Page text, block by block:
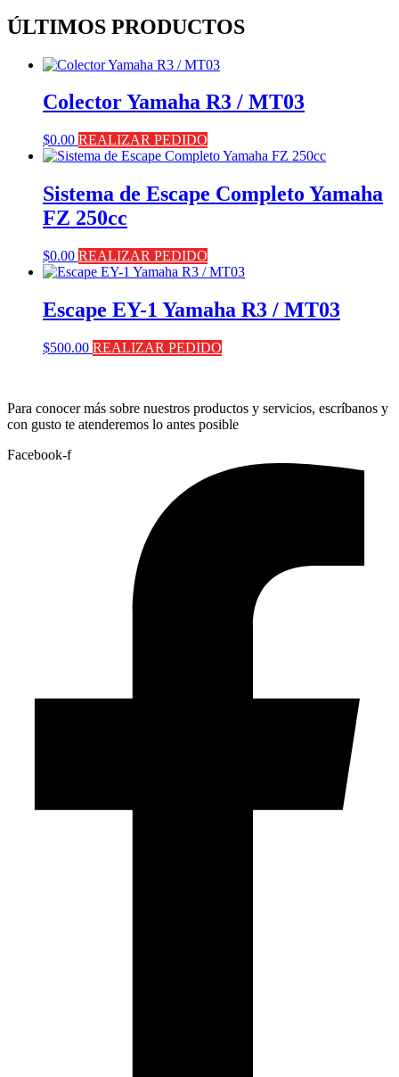
ÚLTIMOS PRODUCTOS
Colector Yamaha R3 / MT03
$0.00 REALIZAR PEDIDO
Sistema de Escape Completo Yamaha
FZ 250cc
$0.00 REALIZAR PEDIDO
Escape EY-1 Yamaha R3 / MT03
$500.00 REALIZAR PEDIDO
Para conocer más sobre nuestros productos y servicios, escríbanos y
con gusto te atenderemos lo antes posible
Facebook-f